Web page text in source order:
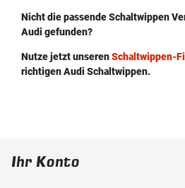
Nicht die passende Schaltwippen
Audi gefunden?
Nutze jetzt unserenSchaltwippen-
richtigen Audi Schaltwippen.
Ihr Konto